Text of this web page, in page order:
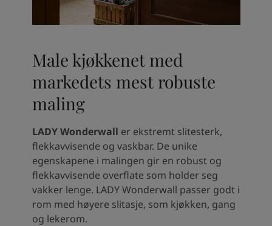
Male kjøkkenet med
markedets mest robuste
maling
LADY Wonderwall er ekstremt slitesterk,
flekkavvisende og vaskbar. De unike
egenskapene i malingen gir en robust og
flekkavvisende overflate som holder seg
vakker lenge. LADY Wonderwall passer godt i
rom med høyere slitasje, som kjøkken, gang
og lekerom.